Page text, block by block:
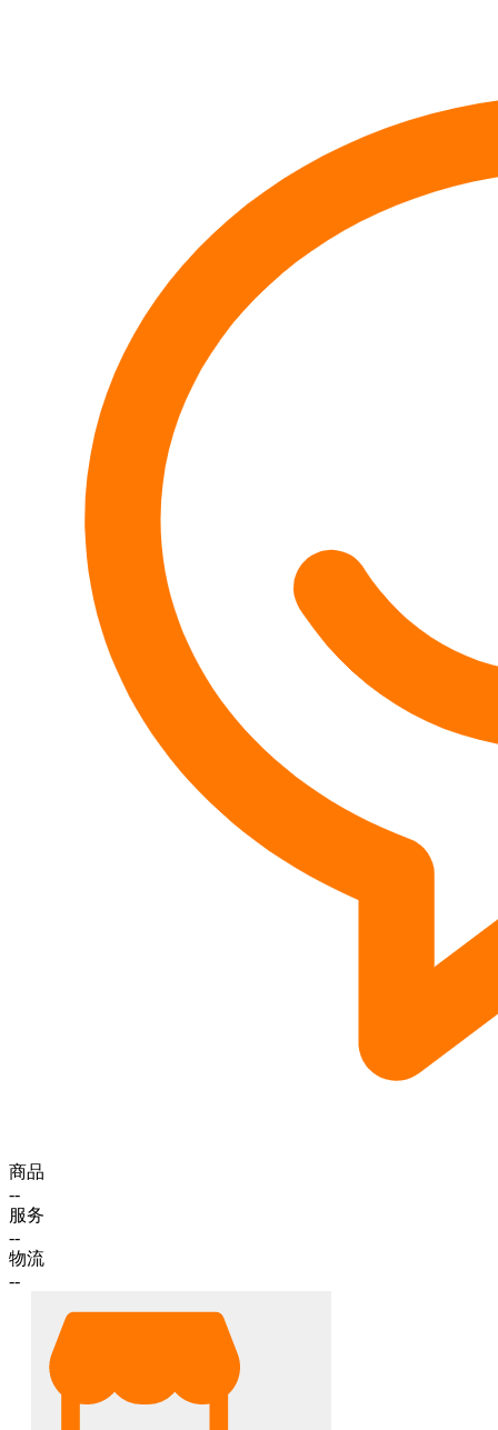
商品
--
服务
--
物流
--